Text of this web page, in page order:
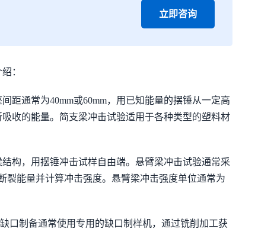
立即咨询
：
距通常为40mm或60mm，用已知能量的摆锤从一定高
收的能量。简支梁冲击试验适用于各种类型的塑料材
构，用摆锤冲击试样自由端。悬臂梁冲击试验通常采
裂能量并计算冲击强度。悬臂梁冲击强度单位通常为
口制备通常使用专用的缺口制样机，通过铣削加工获